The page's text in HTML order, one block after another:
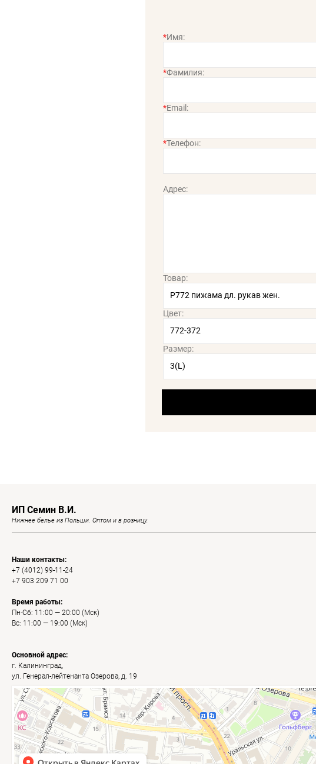
*Имя:
*Фамилия:
*Email:
*Телефон:
Адрес:
Товар:
Цвет:
Размер:
ИП Семин В.И.
Нижнее белье из Польши. Оптом и в розницу.
Наши контакты:
+7 (4012) 99-11-24
+7 903 209 71 00
Время работы:
Пн-Сб: 11:00 — 20:00 (Мск)
Вс: 11:00 — 19:00 (Мск)
Основной адрес:
г. Калининград,
ул. Генерал-лейтенанта Озерова, д. 19
Калининград
Яндекс Карты — транспорт, навигация, поиск мест